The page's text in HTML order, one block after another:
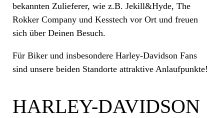
bekannten Zulieferer, wie z.B. Jekill&Hyde, The
Rokker Company und Kesstech vor Ort und freuen
sich über Deinen Besuch.
Für Biker und insbesondere Harley-Davidson Fans
sind unsere beiden Standorte attraktive Anlaufpunkte!
HARLEY-DAVIDSON